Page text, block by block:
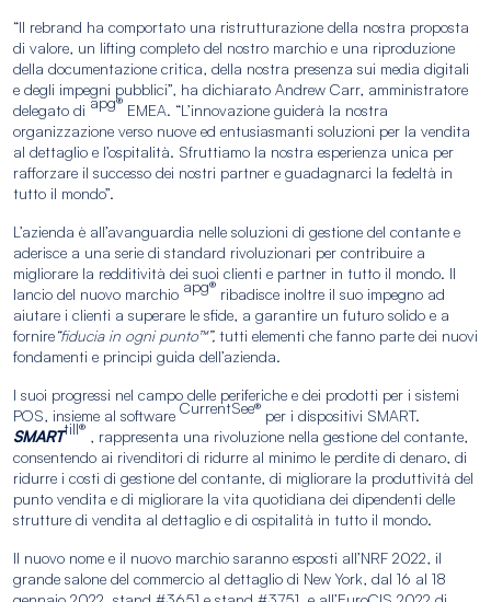
“Il rebrand ha comportato una ristrutturazione della nostra proposta
di valore, un lifting completo del nostro marchio e una riproduzione
della documentazione critica, della nostra presenza sui media digitali
e degli impegni pubblici”, ha dichiarato Andrew Carr, amministratore
delegato di apg® EMEA. “L’innovazione guiderà la nostra
organizzazione verso nuove ed entusiasmanti soluzioni per la vendita
al dettaglio e l’ospitalità. Sfruttiamo la nostra esperienza unica per
rafforzare il successo dei nostri partner e guadagnarci la fedeltà in
tutto il mondo”.
L’azienda è all’avanguardia nelle soluzioni di gestione del contante e
aderisce a una serie di standard rivoluzionari per contribuire a
migliorare la redditività dei suoi clienti e partner in tutto il mondo. Il
lancio del nuovo marchio apg® ribadisce inoltre il suo impegno ad
aiutare i clienti a superare le sfide, a garantire un futuro solido e a
fornire“fiducia in ogni punto™”, tutti elementi che fanno parte dei nuovi
fondamenti e principi guida dell’azienda.
I suoi progressi nel campo delle periferiche e dei prodotti per i sistemi
POS, insieme al software CurrentSee® per i dispositivi SMART.
SMARTtill® , rappresenta una rivoluzione nella gestione del contante,
consentendo ai rivenditori di ridurre al minimo le perdite di denaro, di
ridurre i costi di gestione del contante, di migliorare la produttività del
punto vendita e di migliorare la vita quotidiana dei dipendenti delle
strutture di vendita al dettaglio e di ospitalità in tutto il mondo.
Il nuovo nome e il nuovo marchio saranno esposti all’NRF 2022, il
grande salone del commercio al dettaglio di New York, dal 16 al 18